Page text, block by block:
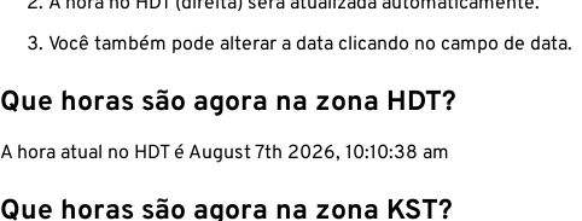
Você também pode alterar a data clicando no campo de data.
Que horas são agora na zona HDT?
A hora atual no HDT é August 7th 2026, 10:10:38 am
Que horas são agora na zona KST?